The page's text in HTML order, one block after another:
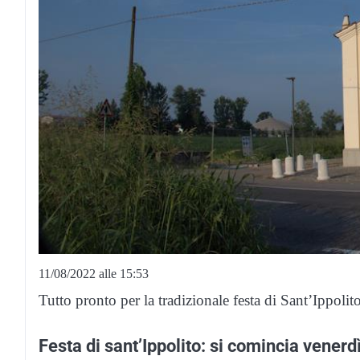
11/08/2022 alle 15:53
Tutto pronto per la tradizionale festa di
Festa di sant’Ippolito: si comincia